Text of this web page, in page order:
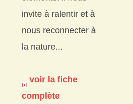
invite à ralentir et à
nous reconnecter à
la nature...
voir la fiche
complète